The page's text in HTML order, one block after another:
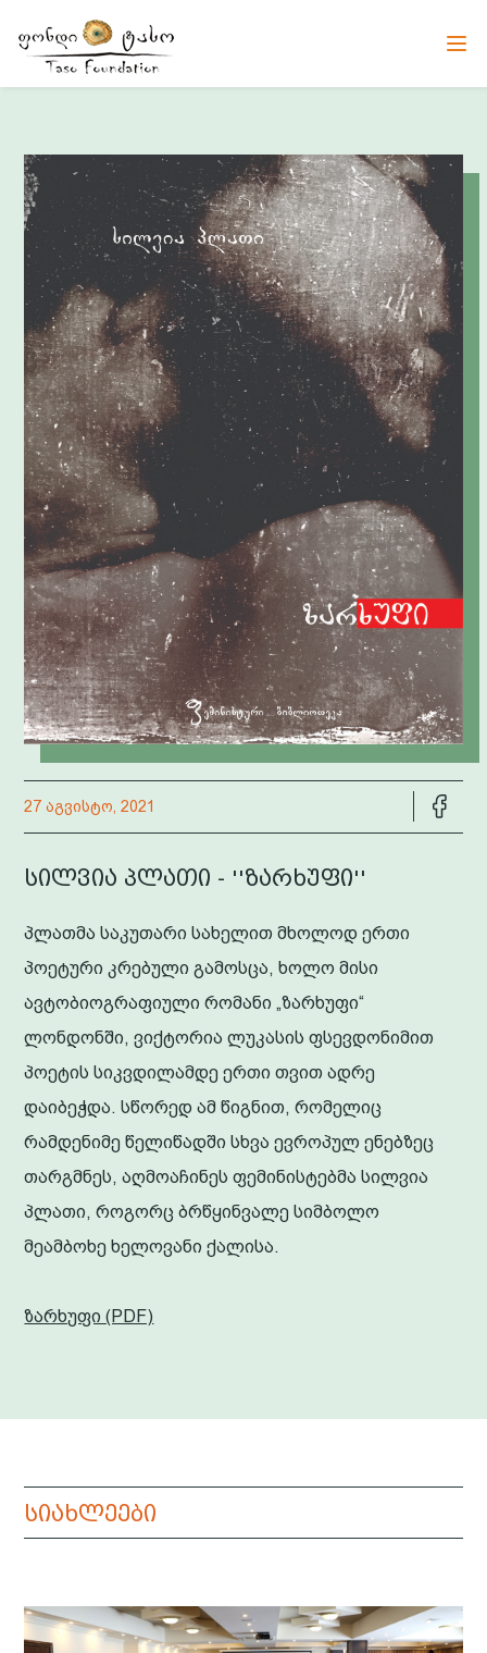
27 აგვისტო, 2021
სილვია პლათი - ''ზარხუფი''
პლათმა საკუთარი სახელით მხოლოდ ერთი
პოეტური კრებული გამოსცა, ხოლო მისი
ავტობიოგრაფიული რომანი „ზარხუფი“
ლონდონში, ვიქტორია ლუკასის ფსევდონიმით
პოეტის სიკვდილამდე ერთი თვით ადრე
დაიბეჭდა. სწორედ ამ წიგნით, რომელიც
რამდენიმე წელიწადში სხვა ევროპულ ენებზეც
თარგმნეს, აღმოაჩინეს ფემინისტებმა სილვია
პლათი, როგორც ბრწყინვალე სიმბოლო
მეამბოხე ხელოვანი ქალისა.
ზარხუფი (PDF)
სიახლეები